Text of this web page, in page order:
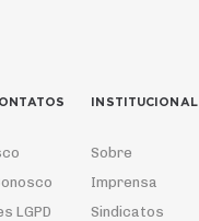
LGPD
INSTITUCIONAL
Sobre
Imprensa
Sindicatos